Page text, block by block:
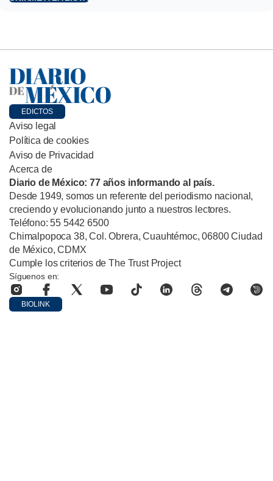
EDICTOS
Aviso legal
Política de cookies
Aviso de Privacidad
Acerca de
Diario de México: 77 años informando al país.
Desde 1949, somos un referente del periodismo nacional,
creciendo y evolucionando junto a nuestros lectores.
Teléfono: 55 5442 6500
Chimalpopoca 38, Col. Obrera, Cuauhtémoc, 06800 Ciudad
de México, CDMX
Cumple los criterios de The Trust Project
Síguenos en:
BIOLINK